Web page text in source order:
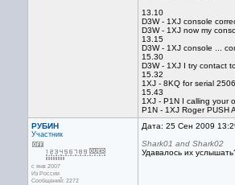
13.10
D3W - 1XJ console
D3W - 1XJ now my
13.15
D3W - 1XJ console ...
15.30
D3W - 1XJ I try contact
15.32
1XJ - 8KQ for serial
15.43
1XJ - P1N I calling your
P1N - 1XJ Roger PUSH A
РУБИН
Участник
с янв 2007
Из России
Сообщений: 2272
Дата: 25 Сен 2009
Shark01 and Shark02
Удавалось их